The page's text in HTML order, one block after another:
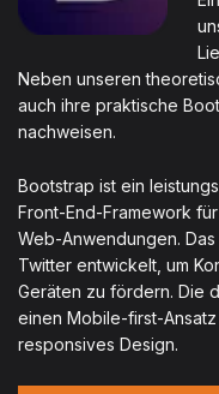
Neben unseren
auch ihre praktische
nachweisen.
Bootstrap ist ein
Front-End-Framework
Web-Anwendungen.
Twitter entwickelt, um
Geräten zu fördern. Die
einen Mobile-first-
responsives Design.